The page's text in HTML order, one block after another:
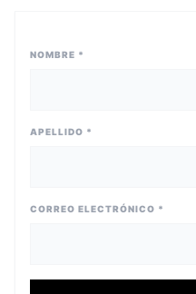
NOMBRE *
APELLIDO *
CORREO ELECTRÓNICO *